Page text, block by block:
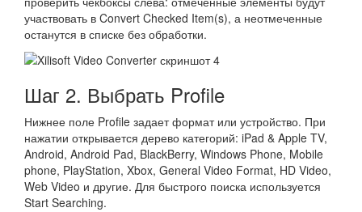
участвовать в Convert Checked Item(s), а неотмеченные
останутся в списке без обработки.
Шаг 2. Выбрать Profile
Нижнее поле Profile задает формат или устройство. При
нажатии открывается дерево категорий: iPad & Apple TV,
Android, Android Pad, BlackBerry, Windows Phone, Mobile
phone, PlayStation, Xbox, General Video Format, HD Video,
Web Video и другие. Для быстрого поиска используется
Start Searching.